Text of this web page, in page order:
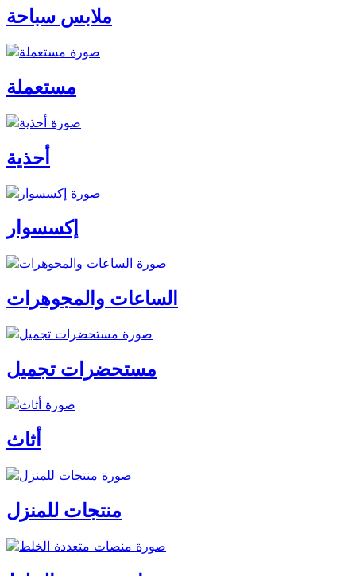
ملابس سباحة
مستعملة
أحذية
إكسسوار
الساعات والمجوهرات
مستحضرات تجميل
أثاث
منتجات للمنزل